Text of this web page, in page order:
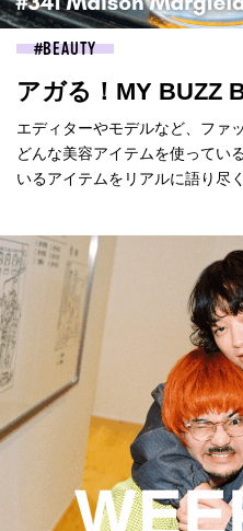
BEAUTY
アガる！MY BUZZ
エディターやモデルなど、ファ
どんな美容アイテムを使ってい
いるアイテムをリアルに語り尽